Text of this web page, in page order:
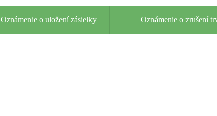
Oznámenie o uložení zásielky Oznámenie o zrušení